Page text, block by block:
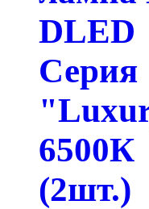
DLED
Серия
6500К
(2шт.)